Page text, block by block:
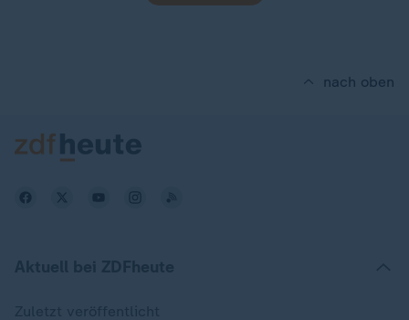
nach oben